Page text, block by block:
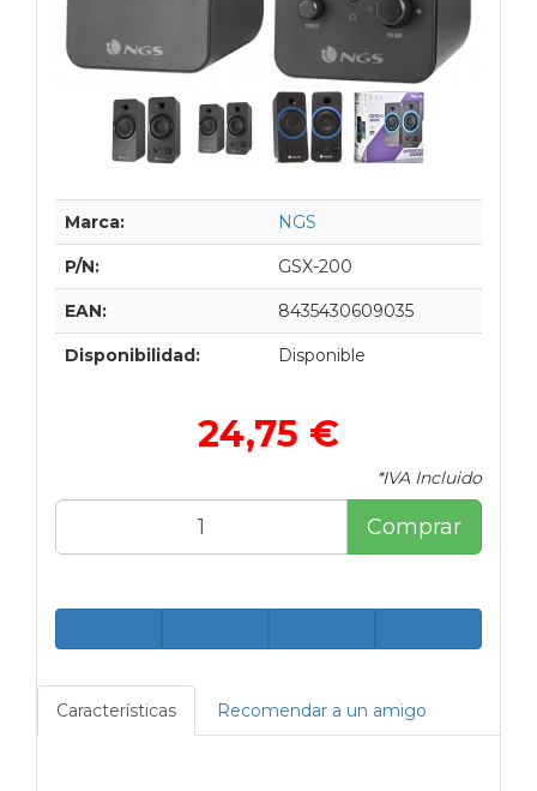
Marca: NGS
P/N: GSX-200
EAN: 8435430609035
Disponibilidad: Disponible
24,75 €
*IVA Incluido
Comprar
Características Recomendar a un amigo